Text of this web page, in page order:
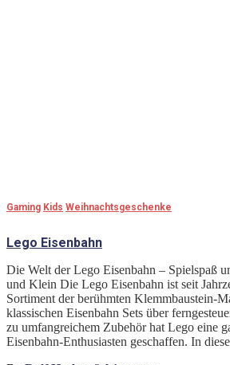
Gaming Kids Weihnachtsgeschenke
Lego Eisenbahn
Die Welt der Lego Eisenbahn – Spielspaß
und Klein Die Lego Eisenbahn ist seit
Sortiment der berühmten Klemmbaustein-
klassischen Eisenbahn Sets über
zu umfangreichem Zubehör hat Lego eine
Eisenbahn-Enthusiasten geschaffen. In